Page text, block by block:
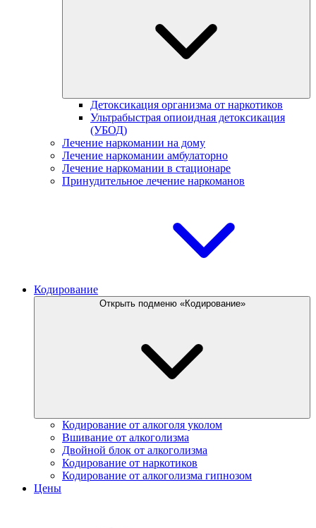
Детоксикация организма от наркотиков
Ультрабыстрая опиоидная детоксикация
(УБОД)
Лечение наркомании на дому
Лечение наркомании амбулаторно
Лечение наркомании в стационаре
Принудительное лечение наркоманов
Кодирование
Открыть подменю «Кодирование»
Кодирование от алкоголя уколом
Вшивание от алкоголизма
Двойной блок от алкоголизма
Кодирование от наркотиков
Кодирование от алкоголизма гипнозом
Цены